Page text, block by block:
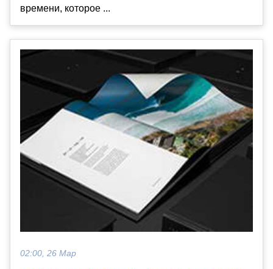
времени, которое ...
02:00, 26 Мар